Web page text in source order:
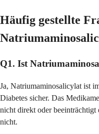
Häufig gestellte
Q1. Ist
Ja, Natriumaminosalicylat ist
Diabetes sicher. Das
nicht direkt oder beeinträchtigt
nicht.